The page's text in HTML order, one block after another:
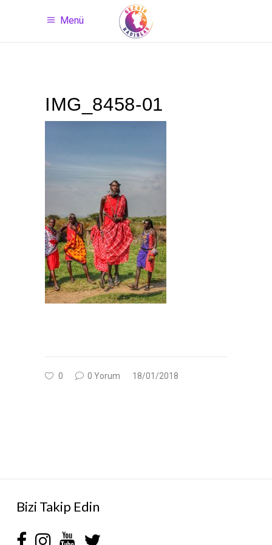
Menü
IMG_8458-01
0 0 Yorum 18/01/2018
Bizi Takip Edin